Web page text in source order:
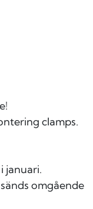
clamps.
januari.
omgående